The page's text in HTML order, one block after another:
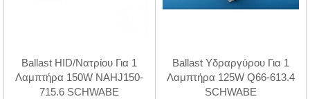
Ballast HID/Νατρίου Για 1
Λαμπτήρα 150W NAHJ150-
715.6 SCHWABE
Ballast Υδραργύρου Για 1
Λαμπτήρα 125W Q66-613.4
SCHWABE